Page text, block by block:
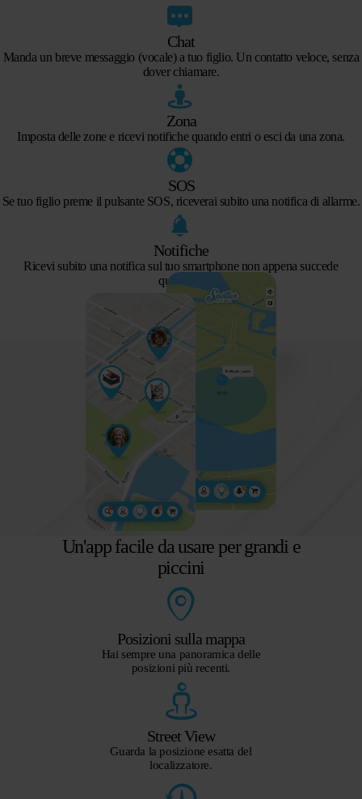
Chat
Manda un breve messaggio (vocale) a tuo figlio. Un contatto veloce, senza
dover chiamare.
Zona
Imposta delle zone e ricevi notifiche quando entri o esci da una zona.
SOS
Se tuo figlio preme il pulsante SOS, riceverai subito una notifica di allarme.
Notifiche
Ricevi subito una notifica sul tuo smartphone non appena succede
qualcosa.
Un'app facile da usare per grandi e
piccini
Posizioni sulla mappa
Hai sempre una panoramica delle
posizioni più recenti.
Street View
Guarda la posizione esatta del
localizzatore.